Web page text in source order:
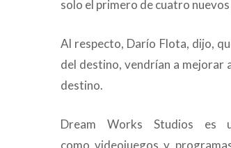
solo el primero de cuatro
Al respecto, Darío Flota, dijo,
del destino, vendrían a mejorar
destino.
Dream Works Studios es
como videojuegos y